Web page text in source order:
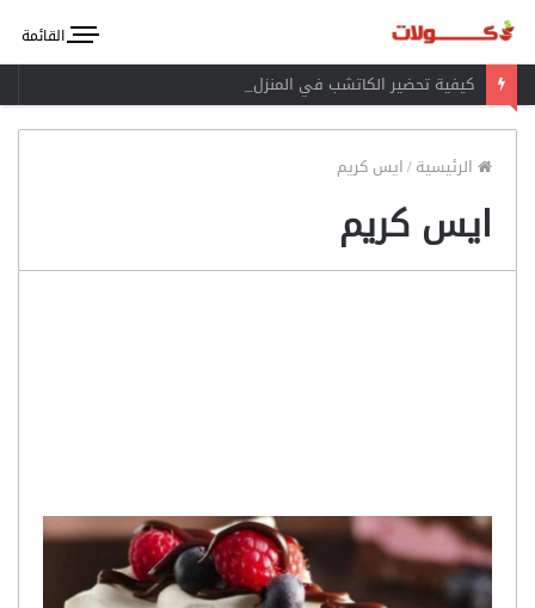
القائمة
كيفية تحضير الكاتشب في المنزل
الرئيسية/ايس كريم
ايس كريم